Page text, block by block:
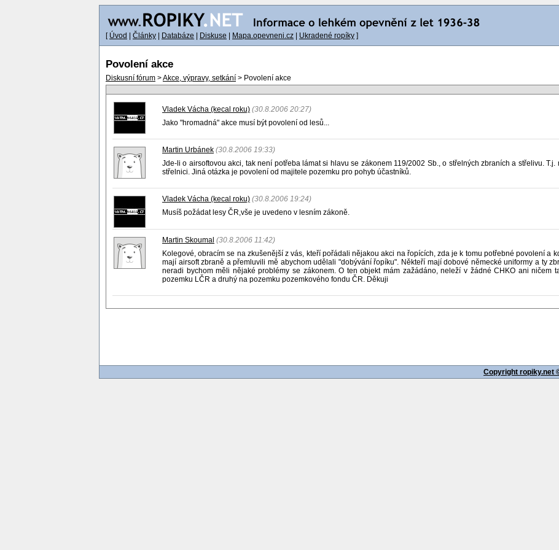
[ Úvod Články Databáze Diskuse Mapa.opevneni.cz Ukradené ropíky ]
Povolení akce
Diskusní fórum >Akce, výpravy, setkání > Povolení akce
Vladek Vácha (kecal roku) (30.8.2006 20:27)
Jako "hromadná" akce musí být povolení od lesů...
Martin Urbánek (30.8.2006 19:33)
Jde-li o airsoftovou akci, tak není potřeba lámat si hlavu se zákonem 119/2002 Sb., o střelných zbraních a střelivu.
střelnici. Jiná otázka je povolení od majitele pozemku pro pohyb účastníků.
Vladek Vácha (kecal roku) (30.8.2006 19:24)
Musíš požádat lesy ČR,vše je uvedeno v lesním zákoně.
Martin Skoumal (30.8.2006 11:42)
Kolegové, obracím se na zkušenější z vás, kteří pořádali nějakou akci na řopících, zda je k tomu potřebné povolení a
mají airsoft zbraně a přemluvili mě abychom udělali "dobývání řopíku". Někteří mají dobové německé uniformy a ty
neradi bychom měli nějaké problémy se zákonem. O ten objekt mám zažádáno, neleží v žádné CHKO ani ničem
pozemku LČR a druhý na pozemku pozemkového fondu ČR. Děkuji
Copyright ropiky.net